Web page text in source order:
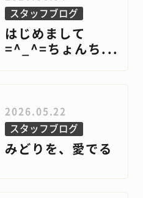
スタッフブログ
はじめまして
=^_^=ちょんち...
2026.05.22
スタッフブログ
みどりを、愛でる